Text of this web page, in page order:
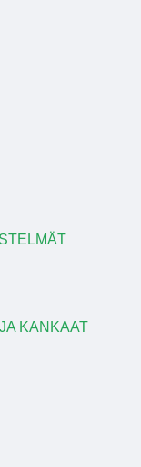
KANKAAT